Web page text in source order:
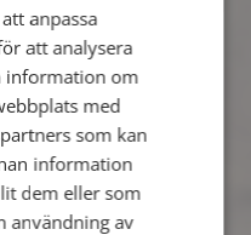
i Stockholms län
- 58 år
har ett fotoalbum på
Bli medlem och kolla.
fotoalbum med
på siten.
anpassa
att analysera
information om
med
som kan
information
dem eller som
användning av